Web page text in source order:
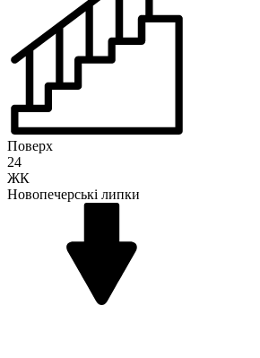
Поверх
24
ЖК
Новопечерські липки